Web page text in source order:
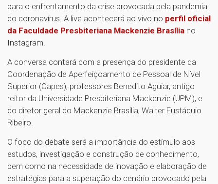
para o enfrentamento da crise provocada pela pandemia
do coronavírus. A live acontecerá ao vivo no perfil oficial
da Faculdade Presbiteriana Mackenzie Brasília no
Instagram.
A conversa contará com a presença do presidente da
Coordenação de Aperfeiçoamento de Pessoal de Nível
Superior (Capes), professores Benedito Aguiar, antigo
reitor da Universidade Presbiteriana Mackenzie (UPM), e
do diretor geral do Mackenzie Brasília, Walter Eustáquio
Ribeiro.
O foco do debate será a importância do estímulo aos
estudos, investigação e construção de conhecimento,
bem como na necessidade de inovação e elaboração de
estratégias para a superação do cenário provocado pela